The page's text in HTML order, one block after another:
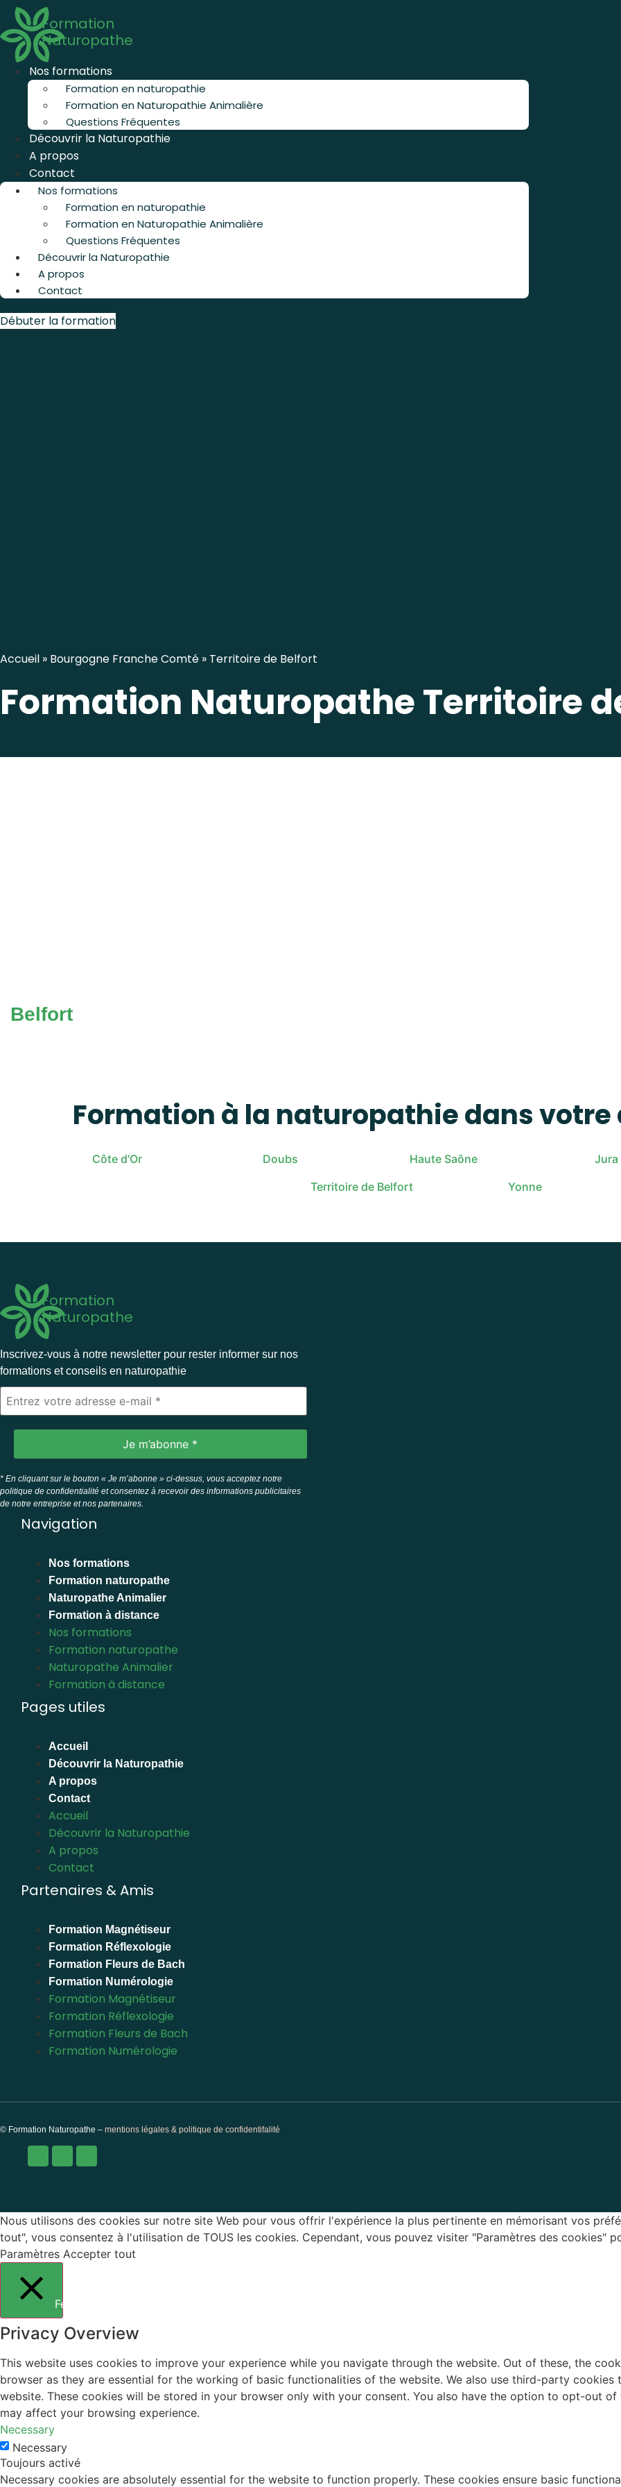
Aller
contenu
Formation
Naturopathe
Nos formations
Formation en naturopathie
Formation en Naturopathie Animalière
Questions Fréquentes
Découvrir la Naturopathie
A propos
Contact
Nos formations
Formation en naturopathie
Formation en Naturopathie Animalière
Questions Fréquentes
Découvrir la Naturopathie
A propos
Contact
Débuter la formation
Accueil » Bourgogne Franche Comté » Territoire de Belfort
Formation Naturopathe Territoire
Belfort
Formation à la naturopathie dans
Côte d'Or Doubs Haute Saône Jura
Territoire de Belfort
Yonne
Formation
Naturopathe
Inscrivez-vous à notre newsletter pour rester informer sur nos
formations et conseils en naturopathie
* En cliquant sur le bouton « Je m’abonne » ci-dessus, vous acceptez notre
politique de confidentialité et consentez à recevoir des informations publicitaires
de notre entreprise et nos partenaires.
Navigation
Nos formations
Formation naturopathe
Naturopathe Animalier
Formation à distance
Nos formations
Formation naturopathe
Naturopathe Animalier
Formation à distance
Pages utiles
Accueil
Découvrir la Naturopathie
A propos
Contact
Accueil
Découvrir la Naturopathie
A propos
Contact
Partenaires & Amis
Formation Magnétiseur
Formation Réflexologie
Formation Fleurs de Bach
Formation Numérologie
Formation Magnétiseur
Formation Réflexologie
Formation Fleurs de Bach
Formation Numérologie
© Formation Naturopathe – mentions légales & politique de confidentifalité
Nous utilisons des cookies sur notre site Web pour vous offrir l'expérience la plus pertinente en mémorisant vos
tout", vous consentez à l'utilisation de TOUS les cookies. Cependant, vous pouvez visiter "Paramètres des cookies"
Paramètres Accepter tout
Fermer
Privacy Overview
This website uses cookies to improve your experience while you navigate through the website. Out of these, the
browser as they are essential for the working of basic functionalities of the website. We also use third-party cookies
website. These cookies will be stored in your browser only with your consent. You also have the option to opt-out
may affect your browsing experience.
Necessary
Necessary
Toujours activé
Necessary cookies are absolutely essential for the website to function properly. These cookies ensure basic